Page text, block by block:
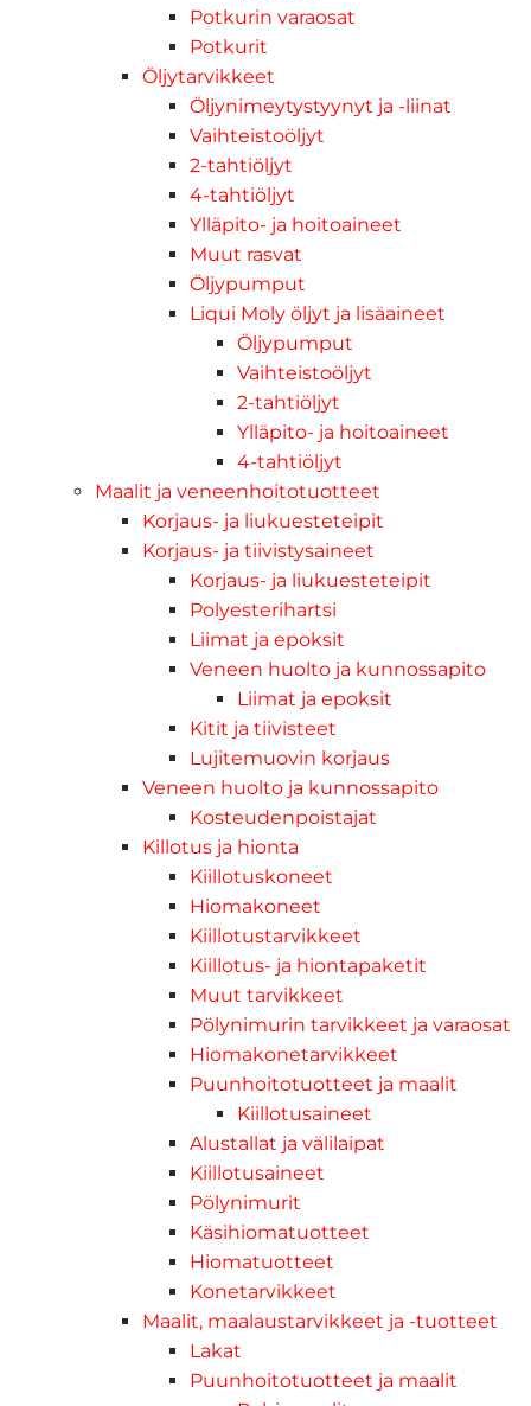
Potkurin varaosat
Potkurit
Öljytarvikkeet
Öljynimeytystyynyt ja -liinat
Vaihteistoöljyt
2-tahtiöljyt
4-tahtiöljyt
Ylläpito- ja hoitoaineet
Muut rasvat
Öljypumput
Liqui Moly öljyt ja lisäaineet
Öljypumput
Vaihteistoöljyt
2-tahtiöljyt
Ylläpito- ja hoitoaineet
4-tahtiöljyt
Maalit ja veneenhoitotuotteet
Korjaus- ja liukuesteteipit
Korjaus- ja tiivistysaineet
Korjaus- ja liukuesteteipit
Polyesterihartsi
Liimat ja epoksit
Veneen huolto ja kunnossapito
Liimat ja epoksit
Kitit ja tiivisteet
Lujitemuovin korjaus
Veneen huolto ja kunnossapito
Kosteudenpoistajat
Killotus ja hionta
Kiillotuskoneet
Hiomakoneet
Kiillotustarvikkeet
Kiillotus- ja hiontapaketit
Muut tarvikkeet
Pölynimurin tarvikkeet ja varaosat
Hiomakonetarvikkeet
Puunhoitotuotteet ja maalit
Kiillotusaineet
Alustallat ja välilaipat
Kiillotusaineet
Pölynimurit
Käsihiomatuotteet
Hiomatuotteet
Konetarvikkeet
Maalit, maalaustarvikkeet ja -tuotteet
Lakat
Puunhoitotuotteet ja maalit